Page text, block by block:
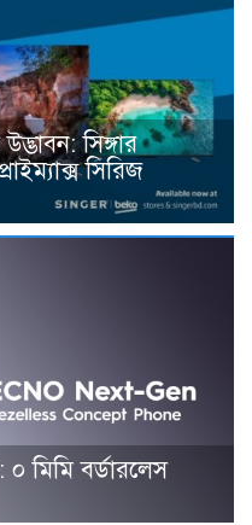
সিঙ্গার
সিরিজ
মিমি বর্ডারলেস